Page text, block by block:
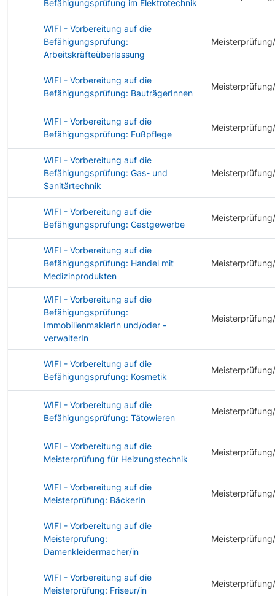
Befähigungsprüfung im Elektrotechnik
WIFI - Vorbereitung auf die
Befähigungsprüfung:
Arbeitskräfteüberlassung
WIFI - Vorbereitung auf die
Befähigungsprüfung: BauträgerInnen
WIFI - Vorbereitung auf die
Befähigungsprüfung: Fußpflege
WIFI - Vorbereitung auf die
Befähigungsprüfung: Gas- und
Sanitärtechnik
WIFI - Vorbereitung auf die
Befähigungsprüfung: Gastgewerbe
WIFI - Vorbereitung auf die
Befähigungsprüfung: Handel mit
Medizinprodukten
WIFI - Vorbereitung auf die
Befähigungsprüfung:
ImmobilienmaklerIn und/oder -
verwalterIn
WIFI - Vorbereitung auf die
Befähigungsprüfung: Kosmetik
WIFI - Vorbereitung auf die
Befähigungsprüfung: Tätowieren
WIFI - Vorbereitung auf die
Meisterprüfung für Heizungstechnik
WIFI - Vorbereitung auf die
Meisterprüfung: BäckerIn
WIFI - Vorbereitung auf die
Meisterprüfung:
Damenkleidermacher/in
WIFI - Vorbereitung auf die
Meisterprüfung: Friseur/in